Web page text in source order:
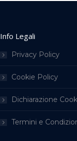
Info Legali
Privacy Policy
Cookie Policy
Dichiarazione
Termini e